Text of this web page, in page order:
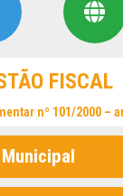
FISCAL
nº 101/2000 –